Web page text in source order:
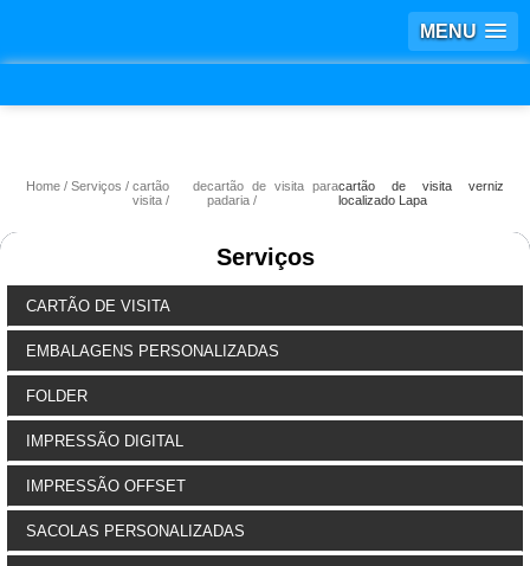
MENU
Home Serviços
cartão de
visita
cartão de visita para
padaria
cartão de visita verniz
localizado Lapa
Serviços
CARTÃO DE VISITA
EMBALAGENS PERSONALIZADAS
FOLDER
IMPRESSÃO DIGITAL
IMPRESSÃO OFFSET
SACOLAS PERSONALIZADAS